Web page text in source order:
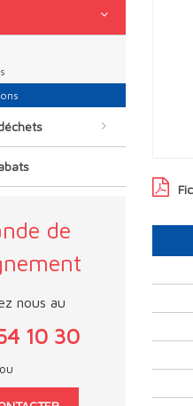
de
nous au
10 30
ou